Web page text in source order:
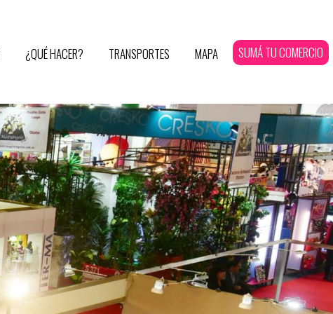
¿QUÉ HACER? TRANSPORTES MAPA SUMÁ TU COMERCIO